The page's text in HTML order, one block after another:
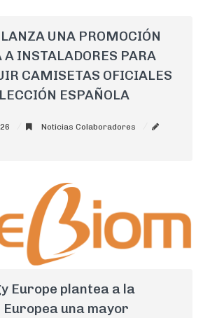
UNA PROMOCIÓN
A INSTALADORES PARA
CAMISETAS OFICIALES
ESPAÑOLA
Noticias Colaboradores
Europe plantea a la
Europea una mayor